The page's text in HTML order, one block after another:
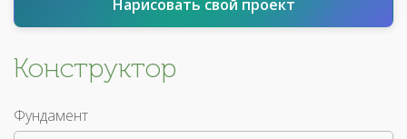
Нарисовать свой проект
Конструктор
Фундамент